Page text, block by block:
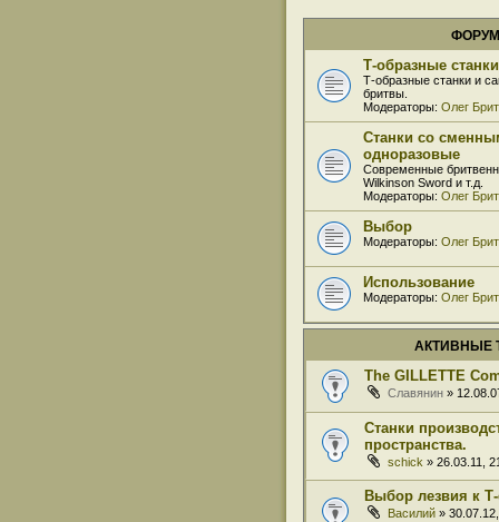
ФОРУМ
Т-образные станки
Т-образные станки и
бритвы.
Модераторы: Олег
Станки со
одноразовые
Современные
Wilkinson Sword и т.д.
Модераторы: Олег
Выбор
Модераторы: Олег
Использование
Модераторы: Олег
АКТИВНЫЕ
The GILLETTE
Славянин »
Станки
пространства.
schick » 26.03.11,
Выбор лезвия к
Василий »